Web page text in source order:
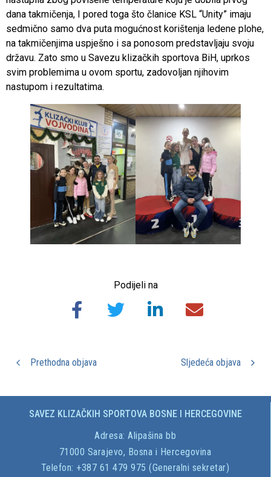
dana takmičenja, I pored toga što članice KSL “Unity” imaju
sedmično samo dva puta mogućnost korištenja ledene plohe,
na takmičenjima uspješno i sa ponosom predstavljaju svoju
državu. Zato smo u Savezu klizačkih sportova BiH, uprkos
svim problemima u ovom sportu, zadovoljan njihovim
nastupom i rezultatima.
Podijeli na
Prethodna objava Sljedeća objava
SAVEZ KLIZAČKIH SPORTOVA BOSNE I HERCEGOVINE
Adresa: Alipašina bb
71000 Sarajevo, Bosna i Hercegovina
Telefon: +387 61 479 975 (Generalni sekretar)